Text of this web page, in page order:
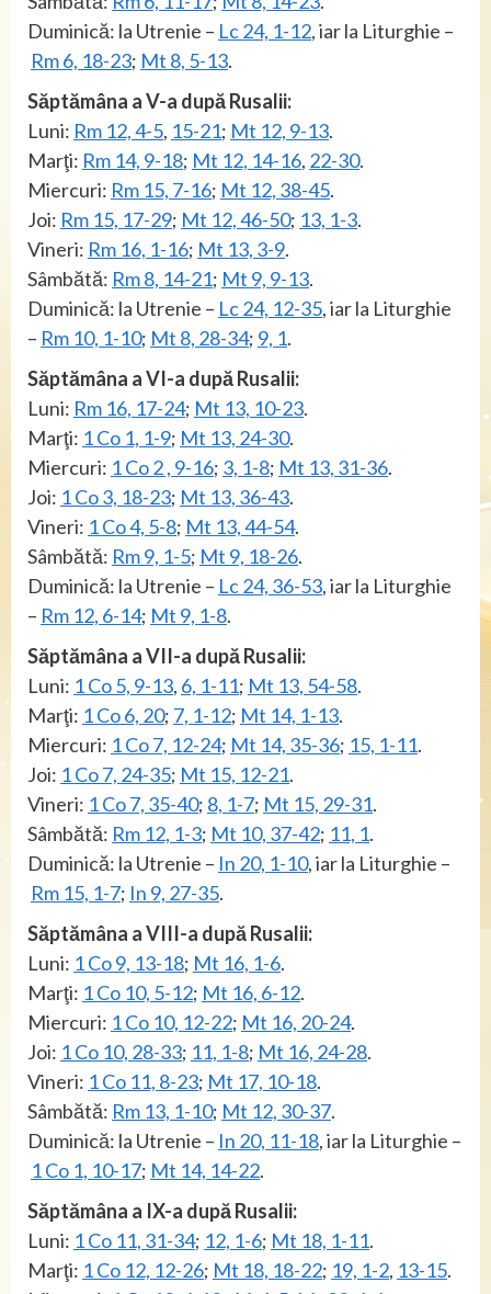
Duminică: la Utrenie – Lc 24, 1-12, iar la Liturghie –
Rm 6, 18-23; Mt 8, 5-13.
Săptămâna a V-a după Rusalii:
Luni: Rm 12, 4-5, 15-21; Mt 12, 9-13.
Marţi: Rm 14, 9-18; Mt 12, 14-16, 22-30.
Miercuri: Rm 15, 7-16; Mt 12, 38-45.
Joi: Rm 15, 17-29; Mt 12, 46-50; 13, 1-3.
Vineri: Rm 16, 1-16; Mt 13, 3-9.
Sâmbătă: Rm 8, 14-21; Mt 9, 9-13.
Duminică: la Utrenie – Lc 24, 12-35, iar la Liturghie
– Rm 10, 1-10; Mt 8, 28-34; 9, 1.
Săptămâna a VI-a după Rusalii:
Luni: Rm 16, 17-24; Mt 13, 10-23.
Marţi: 1 Co 1, 1-9; Mt 13, 24-30.
Miercuri: 1 Co 2 , 9-16; 3, 1-8; Mt 13, 31-36.
Joi: 1 Co 3, 18-23; Mt 13, 36-43.
Vineri: 1 Co 4, 5-8; Mt 13, 44-54.
Sâmbătă: Rm 9, 1-5; Mt 9, 18-26.
Duminică: la Utrenie – Lc 24, 36-53, iar la Liturghie
– Rm 12, 6-14; Mt 9, 1-8.
Săptămâna a VII-a după Rusalii:
Luni: 1 Co 5, 9-13, 6, 1-11; Mt 13, 54-58.
Marţi: 1 Co 6, 20; 7, 1-12; Mt 14, 1-13.
Miercuri: 1 Co 7, 12-24; Mt 14, 35-36; 15, 1-11.
Joi: 1 Co 7, 24-35; Mt 15, 12-21.
Vineri: 1 Co 7, 35-40; 8, 1-7; Mt 15, 29-31.
Sâmbătă: Rm 12, 1-3; Mt 10, 37-42; 11, 1.
Duminică: la Utrenie – In 20, 1-10, iar la Liturghie –
Rm 15, 1-7; In 9, 27-35.
Săptămâna a VIII-a după Rusalii:
Luni: 1 Co 9, 13-18; Mt 16, 1-6.
Marţi: 1 Co 10, 5-12; Mt 16, 6-12.
Miercuri: 1 Co 10, 12-22; Mt 16, 20-24.
Joi: 1 Co 10, 28-33; 11, 1-8; Mt 16, 24-28.
Vineri: 1 Co 11, 8-23; Mt 17, 10-18.
Sâmbătă: Rm 13, 1-10; Mt 12, 30-37.
Duminică: la Utrenie – In 20, 11-18, iar la Liturghie –
1 Co 1, 10-17; Mt 14, 14-22.
Săptămâna a IX-a după Rusalii:
Luni: 1 Co 11, 31-34; 12, 1-6; Mt 18, 1-11.
Marţi: 1 Co 12, 12-26; Mt 18, 18-22; 19, 1-2, 13-15.